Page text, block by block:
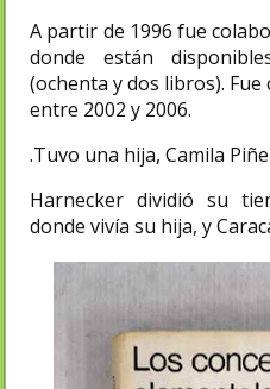
A partir de 1996 fue
donde están
(ochenta y dos libros).
entre 2002 y 2006.
.Tuvo una hija, Camila
Harnecker dividió su
donde vivía su hija, y